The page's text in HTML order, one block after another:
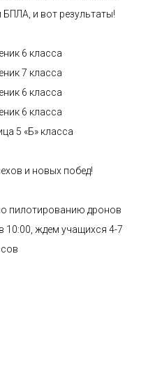
и вот результаты!
6 класса
7 класса
6 класса
6 класса
5 «Б» класса
и новых побед!
пилотированию дронов
10:00, ждем учащихся 4-7